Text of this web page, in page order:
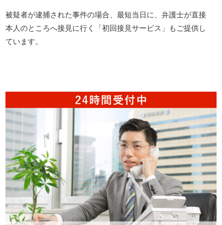
被疑者が逮捕された事件の場合、最短当日に、弁護士が直接
本人のところへ接見に行く「初回接見サービス」もご提供し
ています。